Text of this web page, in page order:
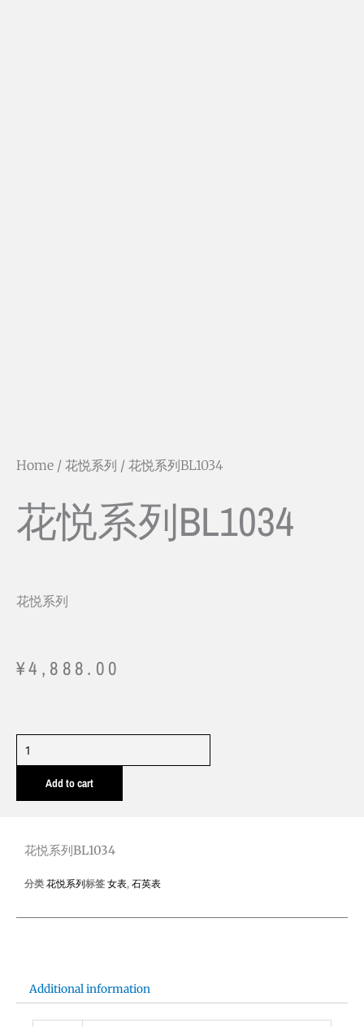
Home / 花悦系列 / 花悦系列BL1034
花悦系列BL1034
花悦系列
¥4,888.00
悦
列
quantity
Add to cart
花悦系列BL1034
分类 花悦系列标签 女表, 石英表
Additional information